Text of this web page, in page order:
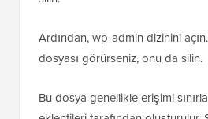
Ardından, wp-admin dizinini
dosyası görürseniz, onu da silin.
Bu dosya genellikle erişimi